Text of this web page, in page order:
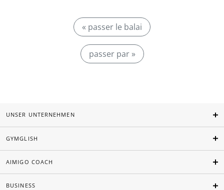
« passer le balai
passer par »
UNSER UNTERNEHMEN
GYMGLISH
AIMIGO COACH
BUSINESS